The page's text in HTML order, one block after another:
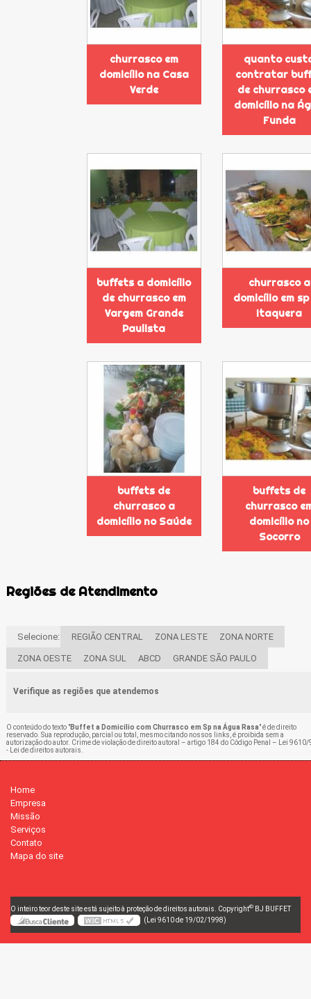
churrasco em
domicílio na Casa
Verde
quanto
contratar
de churrasco
domicílio na
Funda
buffets a domicílio
de churrasco em
Vargem Grande
Paulista
churrasco a
domicílio em
Itaquera
buffets de
churrasco a
domicílio no Saúde
buffets de
churrasco
domicílio no
Socorro
Regiões de Atendimento
Selecione: REGIÃO CENTRAL ZONA LESTE ZONA NORTE
ZONA OESTE ZONA SUL ABCD GRANDE SÃO PAULO
Verifique as regiões que atendemos
O conteúdo do texto "Buffet a Domicílio com Churrasco em Sp na Água Rasa" é de direito
reservado. Sua reprodução, parcial ou total, mesmo citando nossos links, é proibida sem a
autorização do autor. Crime de violação de direito autoral – artigo 184 do Código Penal –
Lei 9610/
- Lei de direitos autorais
Home
Empresa
Missão
Serviços
Contato
Mapa do site
O inteiro teor deste site está sujeito à proteção de direitos autorais. Copyright© BJ BUFFET
(Lei 9610 de 19/02/1998)